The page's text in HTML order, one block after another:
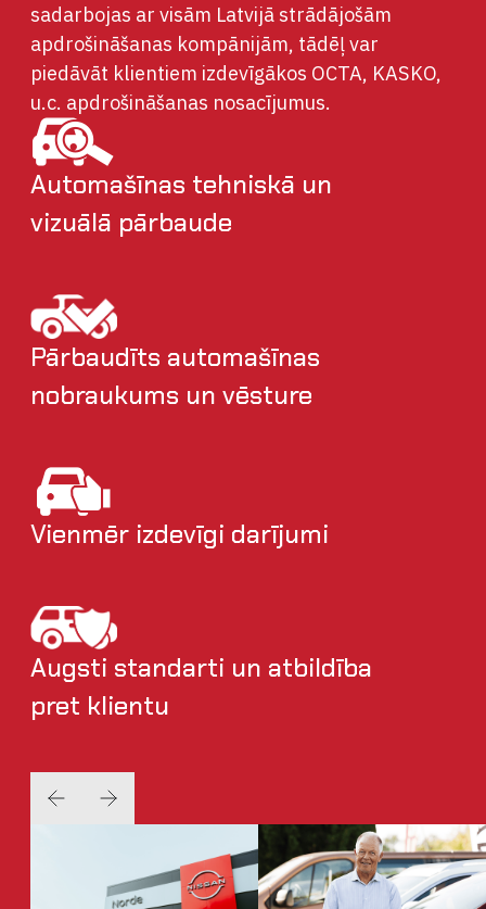
sadarbojas ar visām Latvijā strādājošām
apdrošināšanas kompānijām, tādēļ var
piedāvāt klientiem izdevīgākos OCTA, KASKO,
u.c. apdrošināšanas nosacījumus.
Automašīnas tehniskā un
vizuālā pārbaude
Pārbaudīts automašīnas
nobraukums un vēsture
Vienmēr izdevīgi darījumi
Augsti standarti un atbildība
pret klientu